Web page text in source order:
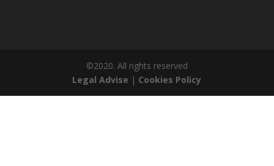
©2020. All rights reserved
Legal Advise | Cookies Policy